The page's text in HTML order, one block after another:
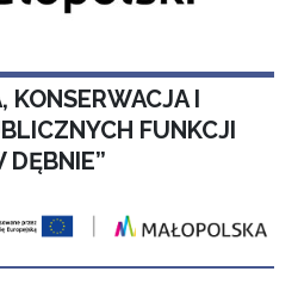
KONSERWACJA I
FUNKCJI
DĘBNIE”